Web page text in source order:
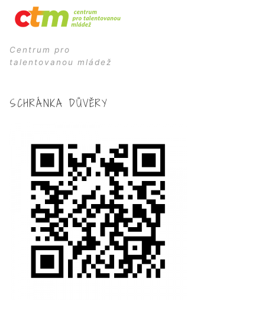
Centrum pro
talentovanou mládež
SCHRÁNKA DŮVĚRY